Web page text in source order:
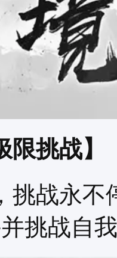
限挑战】
挑战永
挑战自